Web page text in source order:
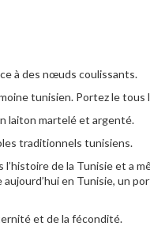
à des nœuds coulissants.
tunisien. Portez le tous
laiton martelé et argenté.
traditionnels tunisiens.
l’histoire de la Tunisie et
en Tunisie, un
et de la fécondité.